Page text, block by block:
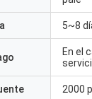
5~8
En el
2000